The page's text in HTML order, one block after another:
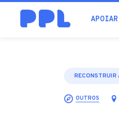
APOIAR
procura
OUTROS